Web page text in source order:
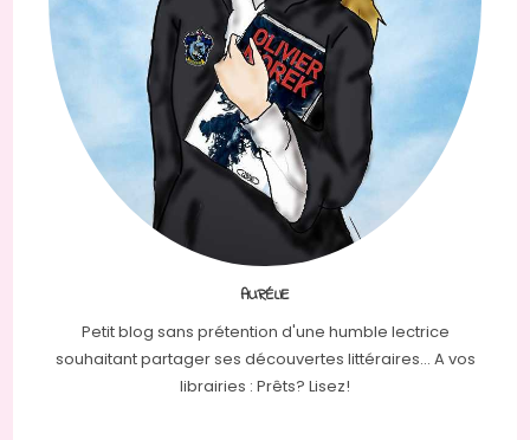
AURÉLIE
Petit blog sans prétention d'une humble lectrice
souhaitant partager ses découvertes littéraires... A vos
librairies : Prêts? Lisez!